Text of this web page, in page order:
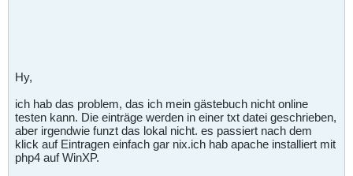
Hy,
ich hab das problem, das ich mein gästebuch nicht online
testen kann. Die einträge werden in einer txt datei geschrieben,
aber irgendwie funzt das lokal nicht. es passiert nach dem
klick auf Eintragen einfach gar nix.ich hab apache installiert mit
php4 auf WinXP.